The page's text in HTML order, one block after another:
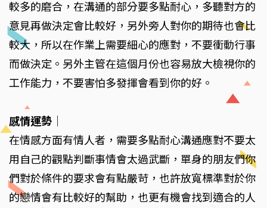
較多的磨合，在溝通的部分要多點耐心，多聽對方的
意見再做決定會比較好，另外旁人對你的期待也會比
較大，所以在作業上需要細心的應對，不要衝動行事
而做決定。另外主管在這個月份也容易放大檢視你的
工作能力，不要害怕多發揮會看到你的好。
感情運勢
在情感方面有情人者，需要多點耐心溝通應對不要太
用自己的觀點判斷事情會太過武斷，單身的朋友們你
們對於條件的要求會有點嚴苛，也許放寬標準對於你
的戀情會有比較好的幫助，也更有機會找到適合的人